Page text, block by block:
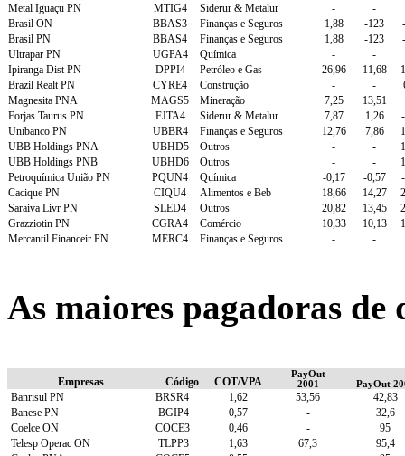
Metal Iguaçu PN
MTIG4 Siderur & Metalur -
-
Brasil ON
BBAS3 Finanças e Seguros 1,88 -123
Brasil PN
BBAS4 Finanças e Seguros 1,88 -123
Ultrapar PN
UGPA4 Química -
-
Ipiranga Dist PN
DPPI4 Petróleo e Gas 26,96 11,68
Brazil Realt PN
CYRE4 Construção - -
Magnesita PNA
MAGS5 Mineração 7,25
13,51
Forjas Taurus PN
FJTA4 Siderur & Metalur 7,87 1,26
Unibanco PN
UBBR4 Finanças e Seguros 12,76 7,86
UBB Holdings PNA
UBHD5 Outros - -
UBB Holdings PNB
UBHD6 Outros - -
Petroquímica União PN
PQUN4 Química -0,17 -0,57
Cacique PN
CIQU4 Alimentos e Beb 18,66 14,27
Saraiva Livr PN
SLED4 Outros 20,82 13,45
Grazziotin PN
CGRA4 Comércio 10,33 10,13
Mercantil Financeir PN
MERC4 Finanças e Seguros - -
As maiores pagadoras de
Empresas Código COT/VPA
PayOut
2001
PayOut
Banrisul PN BRSR4 1,62 53,56
42,83
Banese PN
BGIP4 0,57 -
32,6
Coelce ON
COCE3 0,46 -
95
Telesp Operac ON
TLPP3 1,63 67,3
95,4